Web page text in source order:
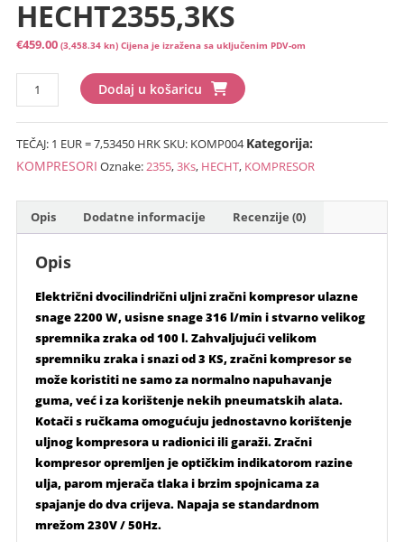
HECHT2355,3KS
€459.00 (3,458.34 kn) Cijena je izražena sa uključenim PDV-om
KOMPRESOR
HECHT2355,3KS
količina
Dodaj u košaricu
TEČAJ: 1 EUR = 7,53450 HRKSKU: KOMP004 Kategorija:
KOMPRESORI Oznake:2355,3Ks, HECHT, KOMPRESOR
Opis Dodatne informacije Recenzije (0)
Opis
Električni dvocilindrični uljni zračni kompresor ulazne
snage 2200 W, usisne snage 316 l/min i stvarno velikog
spremnika zraka od 100 l. Zahvaljujući velikom
spremniku zraka i snazi ​​od 3 KS, zračni kompresor se
može koristiti ne samo za normalno napuhavanje
guma, već i za korištenje nekih pneumatskih alata.
Kotači s ručkama omogućuju jednostavno korištenje
uljnog kompresora u radionici ili garaži. Zračni
kompresor opremljen je optičkim indikatorom razine
ulja, parom mjerača tlaka i brzim spojnicama za
spajanje do dva crijeva. Napaja se standardnom
mrežom 230V / 50Hz.